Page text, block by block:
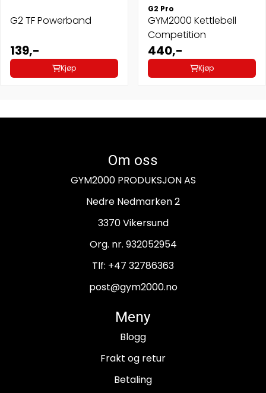
G2 TF Powerband
139,-
Kjøp
G2 Pro
GYM2000 Kettlebell
Competition
440,-
Kjøp
Om oss
GYM2000 PRODUKSJON AS
Nedre Nedmarken 2
3370 Vikersund
Org. nr. 932052954
Tlf: +47 32786363
post@gym2000.no
Meny
Blogg
Frakt og retur
Betaling